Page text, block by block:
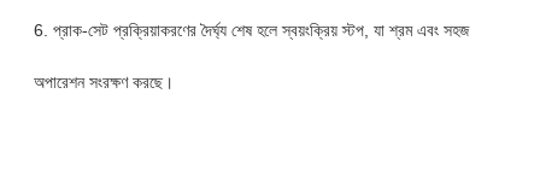
6. প্রাক-সেট প্রক্রিয়াকরণের দৈর্ঘ্য শেষ হলে স্বয়ংক্রিয় স্টপ, যা শ্রম এবং সহজ
অপারেশন সংরক্ষণ করছে।